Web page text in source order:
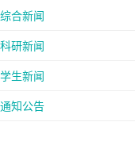
综合新闻
科研新闻
学生新闻
通知公告